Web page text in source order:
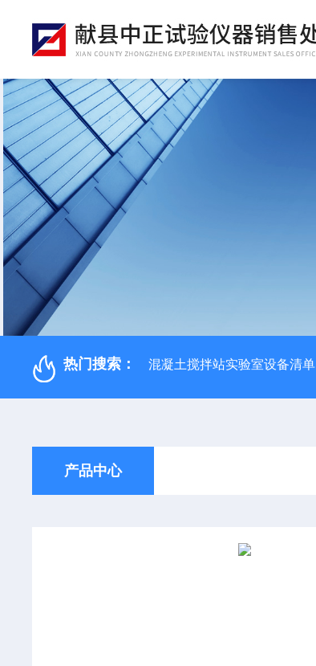
热门搜索： 混凝土搅拌站实验室设备清单
产品中心